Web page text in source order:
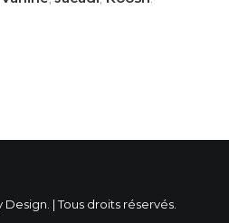
| Tous droits réservés.